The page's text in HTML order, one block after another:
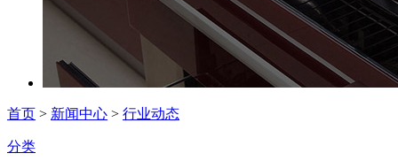
首页 > 新闻中心 > 行业动态
分类